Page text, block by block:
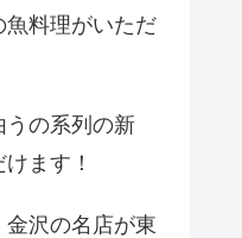
魚料理がいただ
うの系列の新
ます！
沢の名店が東